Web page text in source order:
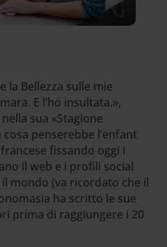
la Bellezza sulle mie
E l’ho insultata.»,
sua «Stagione
cosa penserebbe l’enfant
fissando oggi i
il web e i profili social
mondo (va ricordato che il
ha scritto le sue
prima di raggiungere i 20